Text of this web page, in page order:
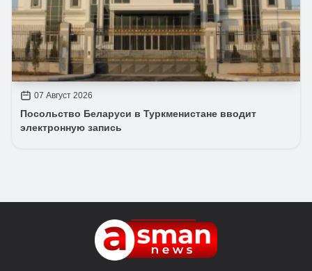
07 Август 2026
Посольство Беларуси в Туркменистане вводит
электронную запись